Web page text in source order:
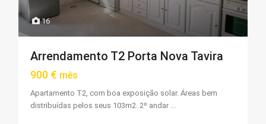
16
Arrendamento T2 Porta Nova Tavira
900 € mês
Apartamento T2, com boa exposição solar. Áreas bem
distribuídas pelos seus 103m2. 2º andar ...